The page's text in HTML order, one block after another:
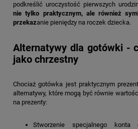
podkreślić uroczystość pierwszych
nie tylko praktycznym, ale również
przekazanie pieniędzy na roczek dziecka.
Alternatywy dla gotówki -
jako chrzestny
Chociaż gotówka jest praktycznym
alternatywy, które mogą być równie
na prezenty:
Stworzenie specjalnego konta